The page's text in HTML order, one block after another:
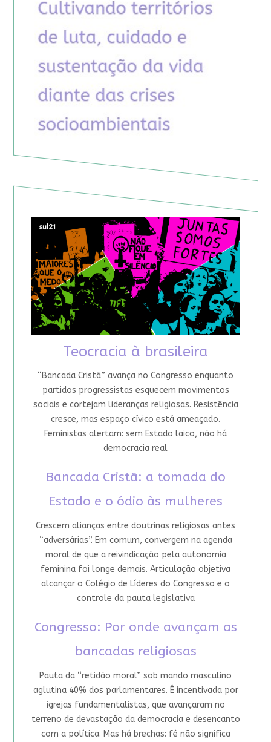
Teocracia à brasileira
“Bancada Cristã” avança no Congresso enquanto
partidos progressistas esquecem movimentos
sociais e cortejam lideranças religiosas. Resistência
cresce, mas espaço cívico está ameaçado.
Feministas alertam: sem Estado laico, não há
democracia real
Bancada Cristã: a tomada do
Estado e o ódio às mulheres
Crescem alianças entre doutrinas religiosas antes
“adversárias”. Em comum, convergem na agenda
moral de que a reivindicação pela autonomia
feminina foi longe demais. Articulação objetiva
alcançar o Colégio de Líderes do Congresso e o
controle da pauta legislativa
Congresso: Por onde avançam as
bancadas religiosas
Pauta da “retidão moral” sob mando masculino
aglutina 40% dos parlamentares. É incentivada por
igrejas fundamentalistas, que avançaram no
terreno de devastação da democracia e desencanto
com a política. Mas há brechas: fé não significa